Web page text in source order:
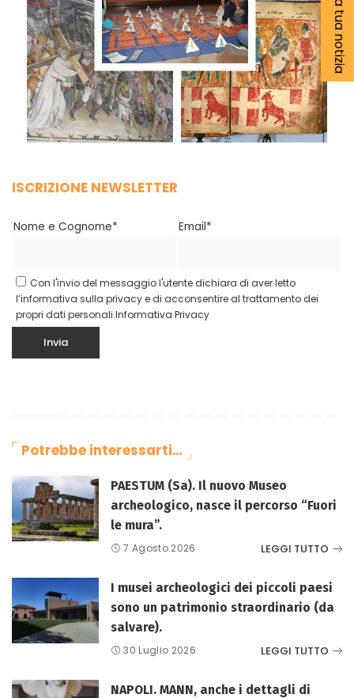
ISCRIZIONE NEWSLETTER
Nome e Cognome* Email*
Con l'invio del messaggio l'utente dichiara di aver letto
l’informativa sulla privacy e di acconsentire al trattamento dei
propri dati personali.Informativa Privacy
Potrebbe interessarti…
PAESTUM (Sa). Il nuovo Museo
archeologico, nasce il percorso “Fuori
le mura”.
7 Agosto 2026 LEGGI TUTTO
I musei archeologici dei piccoli paesi
sono un patrimonio straordinario (da
salvare).
30 Luglio 2026 LEGGI TUTTO
NAPOLI. MANN, anche i dettagli di